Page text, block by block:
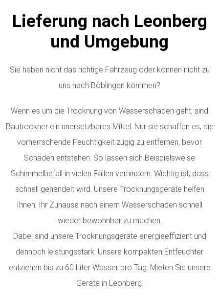
Lieferung nach Leonberg
und Umgebung
Sie haben nicht das richtige Fahrzeug oder können nicht zu
uns nach Böblingen kommen?
Wenn es um die Trocknung von Wasserschäden geht, sind
Bautrockner ein unersetzbares Mittel. Nur sie schaffen es, die
vorherrschende Feuchtigkeit zügig zu entfernen, bevor
Schäden entstehen. So lassen sich Beispielsweise
Schimmelbefall in vielen Fällen verhindern. Wichtig ist, dass
schnell gehandelt wird. Unsere Trocknungsgeräte helfen
Ihnen, Ihr Zuhause nach einem Wasserschaden schnell
wieder bewohnbar zu machen.
Dabei sind unsere Trocknungsgeräte energieeffizient und
dennoch leistungsstark. Unsere kompakten Entfeuchter
entziehen bis zu 60 Liter Wasser pro Tag. Mieten Sie unsere
Geräte in Leonberg.